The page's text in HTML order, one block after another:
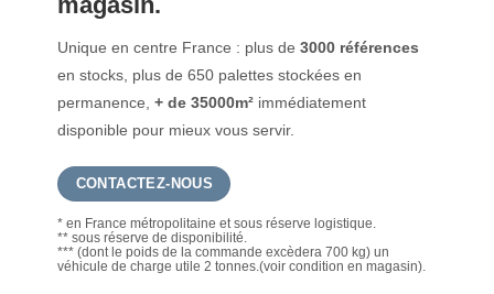
Unique en centre France : plus de3000 références
en stocks, plus de 650 palettes stockées en
permanence,+ de 35000m² immédiatement
disponible pour mieux vous servir.
CONTACTEZ-NOUS
* en France métropolitaine et sous réserve logistique.
** sous réserve de disponibilité.
*** (dont le poids de la commande excèdera 700 kg) un
véhicule de charge utile 2 tonnes.(voir condition en magasin).